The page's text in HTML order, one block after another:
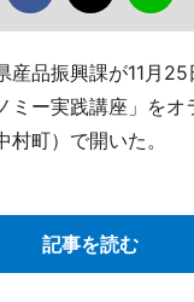
産品振興課が11月
ミー実践講座」をオ
町）で開いた。
記事を読む